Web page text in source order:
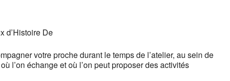
d’Histoire De
votre proche durant le temps de l’atelier, au sein de
l’on échange et où l’on peut proposer des activités